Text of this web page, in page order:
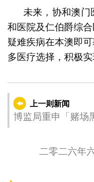
未来，协和澳门
和医院及仁伯爵综
疑难疾病在本澳即
多医疗选择，积极实
上一则新闻
博监局重申「赌场
二零二六年